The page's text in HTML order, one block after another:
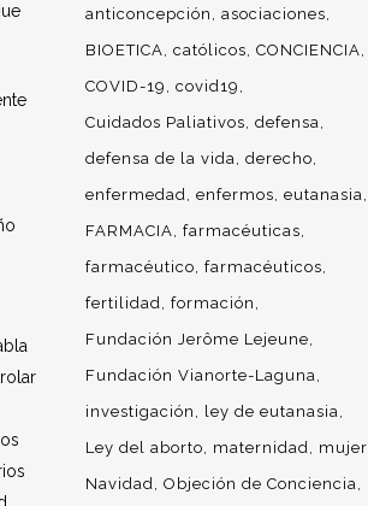
anticoncepción
asociaciones
BIOETICA católicos CONCIENCIA
COVID-19
covid19
Cuidados Paliativos defensa
defensa de la vida derecho
enfermedad enfermos eutanasia
FARMACIA farmacéuticas
farmacéutico farmacéuticos
fertilidad formación
Fundación Jerôme Lejeune
Fundación Vianorte-Laguna
investigación
ley de eutanasia
Ley del aborto
maternidad
mujer
Navidad Objeción de Conciencia